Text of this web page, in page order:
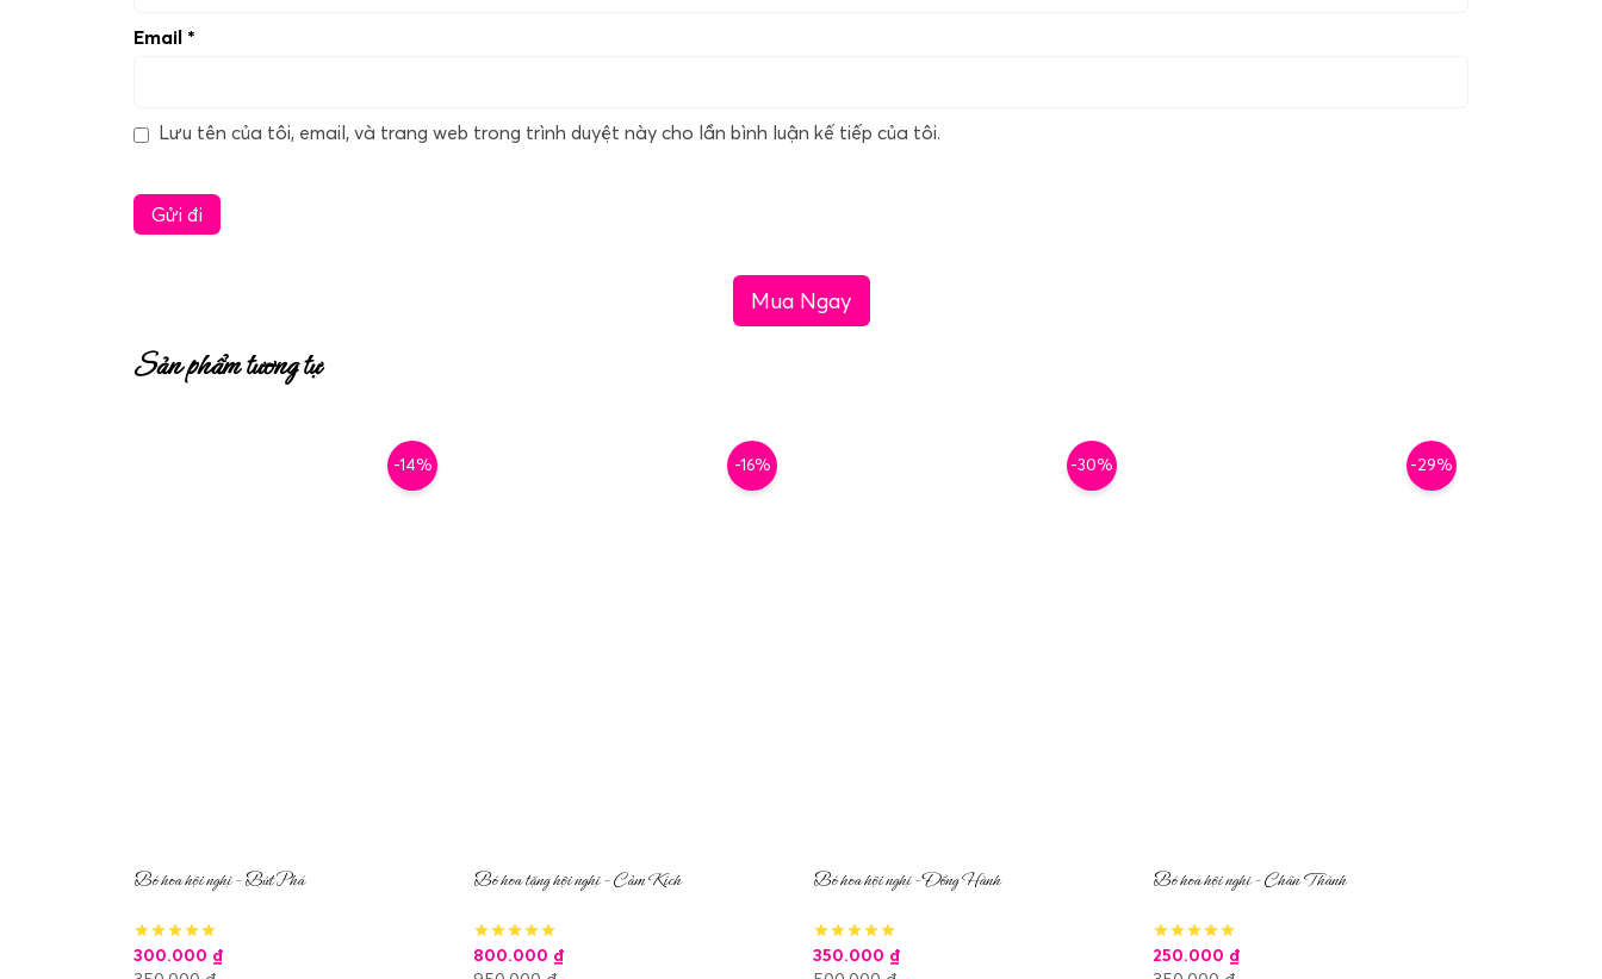
Email *
Lưu tên của tôi, email, và trang web trong trình duyệt này cho lần bình luận kế tiếp của tôi.
Mua Ngay
Sản phẩm tương tự
-14%
Bó hoa hội nghị – Bứt Phá
300.000 ₫
-16%
Bó hoa tặng hội nghị – Cảm Kích
800.000 ₫
-30%
Bó hoa hội nghị – Đồng Hành
350.000 ₫
-29%
Bó hoa hội nghị – Chân Thành
250.000 ₫